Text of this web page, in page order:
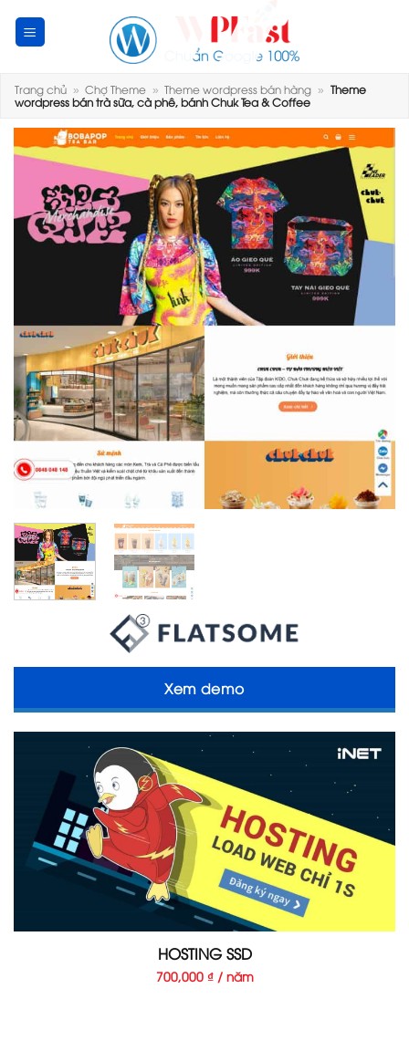
Trang chủ » Chợ Theme » Theme wordpress bán hàng » Theme
wordpress bán trà sữa, cà phê, bánh Chuk Tea & Coffee
Xem demo
HOSTING SSD
700,000 ₫ / năm